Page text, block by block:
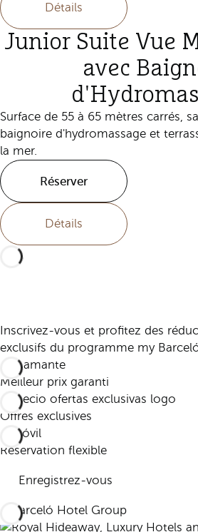
Détails
Junior Suite Vue
avec
Surface de 55 à 65 mètres carrés,
baignoire d'hydromassage et
la mer.
Réserver
Détails
Inscrivez-vous et profitez des
exclusifs du programme my
Meilleur prix garanti
Offres exclusives
Réservation flexible
Enregistrez-vous